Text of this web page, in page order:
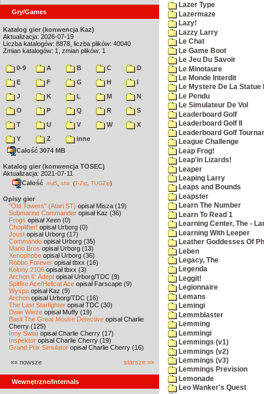
Gry/Games
Katalog gier (konwencja Kaz)
Aktualizacja: 2026-07-19
Liczba katalogów: 8878, liczba plików: 40040
Zmian katalogów: 1, zmian plików: 1
0-9 A B C
D
E
F G H
I
J
K L M
N
O
P Q R
S
T
U V W
X
Y
Z
inne
Całość 3074 MB
Katalog gier (konwencja TOSEC)
Aktualizacja: 2021-07-11
Całość md5 sha (7-Zip TUGZip)
Opisy gier
"Old Towers" (Atari ST) opisał Misza (19)
Submarine Commander opisał Kaz (36)
Frogs opisał Xeen (0)
Choplifter! opisał Urborg (0)
Joust opisał Urborg (17)
Commando opisał Urborg (35)
Mario Bros opisał Urborg (13)
Xenophobe opisał Urborg (36)
Robbo Forever opisał tbxx (16)
Kolony 2106 opisał tbxx (3)
Archon II: Adept opisał Urborg/TDC (9)
Spitfire Ace/Hellcat Ace opisał Farscape (9)
Wyspa opisał Kaz (9)
Archon opisał Urborg/TDC (16)
The Last Starfighter opisał TDC (30)
Dwie Wieże opisał Muffy (19)
Basil The Great Mouse Detective opisał Charlie
Cherry (125)
Inny Świat opisał Charlie Cherry (17)
Inspektor opisał Charlie Cherry (19)
Grand Prix Simulator opisał Charlie Cherry (16)
«« nowsze starsze »»
Wewnętrzne/Internals
Lazer Type
Lazermaze
Lazy!
Lazzy Larry
Le Chat
Le Game Boot
Le Jeu Du Savoir
Le Minotaure
Le Monde Interdit
Le Mystere De La Statue
Le Pendu
Le Simulateur De Vol
Leaderboard Golf
Leaderboard Golf II
Leaderboard Golf
League Challenge
Leap Frog!
Leap'in Lizards!
Leaper
Leaping Larry
Leaps and Bounds
Leapster
Learn The Number
Learn To Read 1
Learning Center, The -
Learning With Leeper
Leather Goddesses Of
Leben
Legacy, The
Legenda
Leggit!
Legionnaire
Lemans
Lemingi
Lemmblaster
Lemming
Lemmingi
Lemmings (v1)
Lemmings (v2)
Lemmings (v3)
Lemmings Prevision
Lemonade
Leo Wanker's Quest